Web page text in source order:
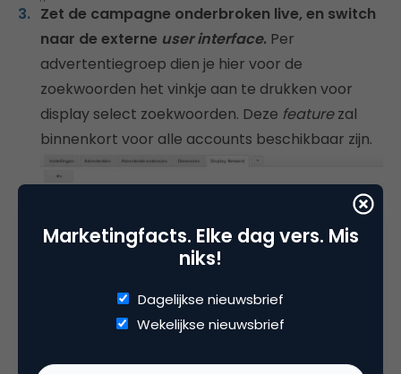
Zet de campagne onderbroken live, en switch
naar de externe user interface. Per
advertentiegroep dien je hier voor de
zoekwoorden het vinkje aan te drukken voor
display select zoekwoorden. Deze featurezal
binnenkort voor alle accounts beschikbaar zijn.
Marketingfacts. Elke dag vers. Mis
niks!
Dagelijkse nieuwsbrief
Wekelijkse nieuwsbrief